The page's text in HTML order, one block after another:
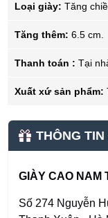
Loại giày: Tăng
Tăng thêm: 6.5 cm.
Thanh toán : Tại
Xuất xứ sản phẩm:
THÔNG
GIÀY CAO NAM
Số 274 Nguyễn